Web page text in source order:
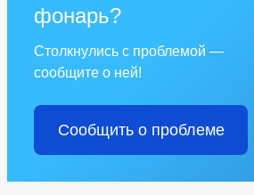
фонарь?
Столкнулись с проблемой —
сообщите о ней!
Сообщить о проблеме